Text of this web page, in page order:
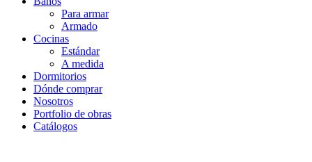
Para armar
Armado
Cocinas
Estándar
A medida
Dormitorios
Dónde comprar
Nosotros
Portfolio de obras
Catálogos